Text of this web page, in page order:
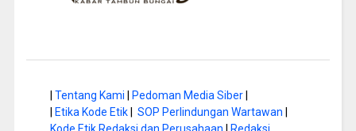
Tentang Kami Pedoman Media Siber|
Etika Kode Etik| SOP Perlindungan Wartawan